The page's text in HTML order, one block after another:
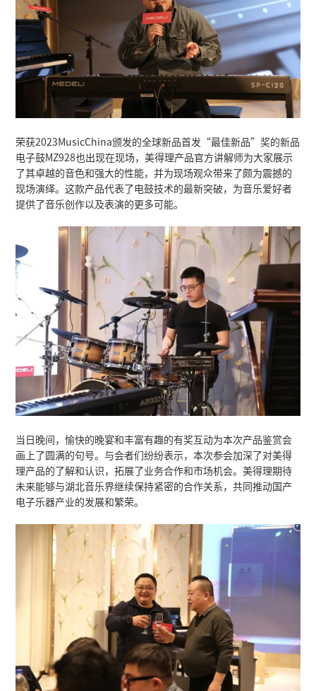
本次美得理产品鉴赏会受到湖北乐器界对美得
支持，美得理电子乐器总经理郑文筠女士对与
宾致谢，美得理始终致力于将先进的科技与音
提供越来越好的音乐体验。她强调，湖北地区
要意义，此次鉴赏会旨在深化与本地音乐界的
产电子乐器产业的发展。
美得理市场部产品运营负责人介绍了美得理的
程，分享美得理品牌在乐器制造以及研发领域
念，以及接下来的市场规划。